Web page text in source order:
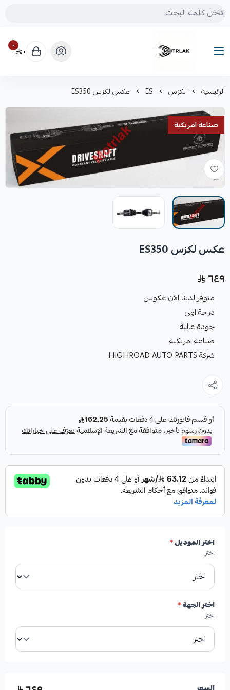
Motrlak
٠ ٠
الرئيسية لكزس ES عكس لكزس ES350
صناعة امريكية
عكس لكزس ES350
٦٤٩
متوفر لدينا الآن عكوس
درجة اولى
جودة عالية
صناعة امريكية
شركة HIGHROAD AUTO PARTS
اختر الموديل*
اختر
اختر الجهة*
اختر